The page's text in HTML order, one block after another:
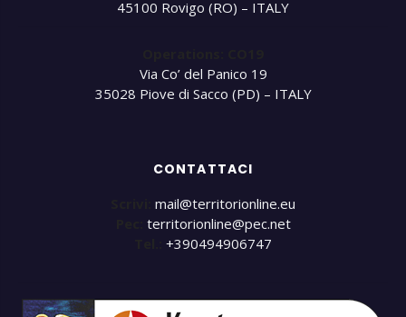
45100 Rovigo (RO) – ITALY
Via Co’ del Panico 19
35028 Piove di Sacco (PD) – ITALY
CONTATTACI
mail@territorionline.eu
territorionline@pec.net
+390494906747